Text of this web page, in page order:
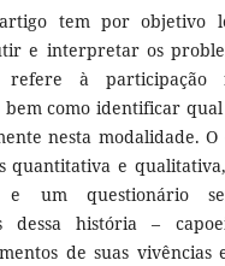
tem por objetivo
e interpretar os
à participação
bem como identificar
nesta modalidade.
quantitativa e
e um questionário
dessa história –
de suas vivências